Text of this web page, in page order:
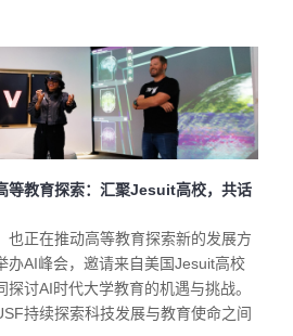
等教育探索：汇聚Jesuit高校，共话
也正在推动高等教育探索新的发展方
办AI峰会，邀请来自美国Jesuit高校
讨AI时代大学教育的机遇与挑战。
持续探索科技发展与教育使命之间